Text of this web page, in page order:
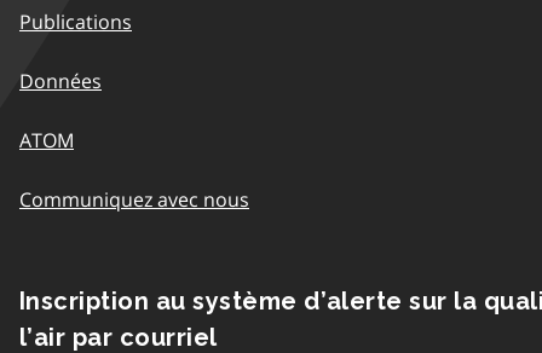
Publications
Données
ATOM
Communiquez avec nous
Inscription au système d’alerte sur la
l’air par courriel